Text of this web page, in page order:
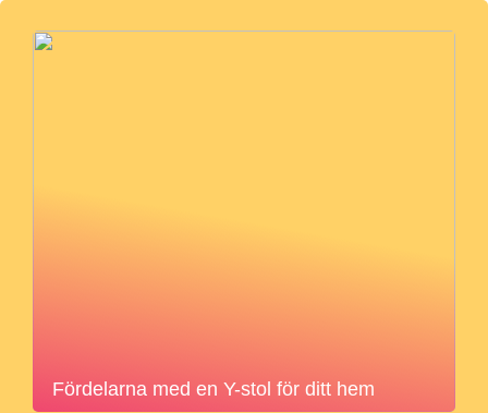
Fördelarna med en Y-stol för ditt hem